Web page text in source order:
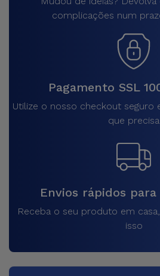
complicações num
Pagamento SSL
Utilize o nosso checkout seguro
que precisa
Envios rápidos
Receba o seu produto em
isso